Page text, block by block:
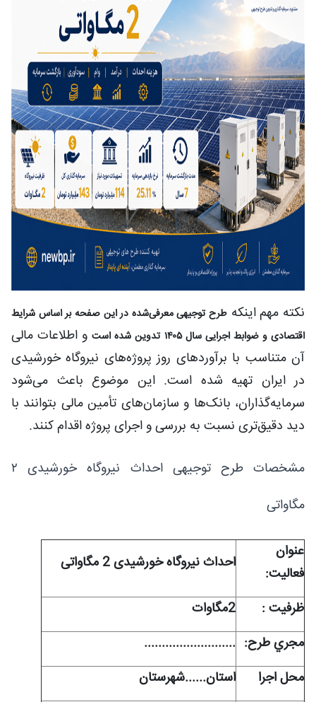
نکته مهم اینکه طرح توجیهی معرفی‌شده در این صفحه بر اساس شرایط
اقتصادی و ضوابط اجرایی سال ۱۴۰۵ تدوین شده است
و اطلاعات مالی
آن متناسب با برآوردهای روز پروژه‌های نیروگاه خورشیدی
در ایران تهیه شده است. این موضوع باعث می‌شود
سرمایه‌گذاران، بانک‌ها و سازمان‌های تأمین مالی بتوانند با
دید دقیق‌تری نسبت به بررسی و اجرای پروژه اقدام کنند.
مشخصات طرح توجیهی احداث نیروگاه خورشیدی ۲
مگاواتی
عنوان
فعاليت:
احداث نیروگاه خورشیدی 2 مگاواتی
ظرفيت :
2مگاوات
مجري طرح: ..........................
محل اجرا
استان......شهرستان